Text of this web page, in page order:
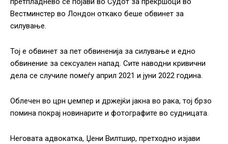
Вестминстер во Лондон откако беше обвинет за
силување.
Тој е обвинет за пет обвиненија за силување и едно
обвинение за сексуален напад. Сите наводни кривични
дела се случиле помеѓу април 2021 и јуни 2022 година.
Облечен во црн џемпер и држејќи јакна во рака, тој брзо
помина покрај новинарите и фотографите во судницата.
Неговата адвокатка, Џени Вилтшир, претходно изјави